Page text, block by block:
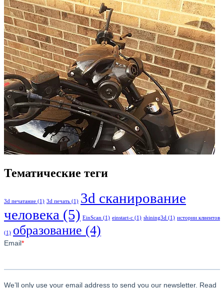
Тематические теги
3d печатание (1) 3d печать (1) 3d сканирование
человека (5) EinScan (1) einstart-c (1) shining3d (1) истории клиентов
(1) образование (4)